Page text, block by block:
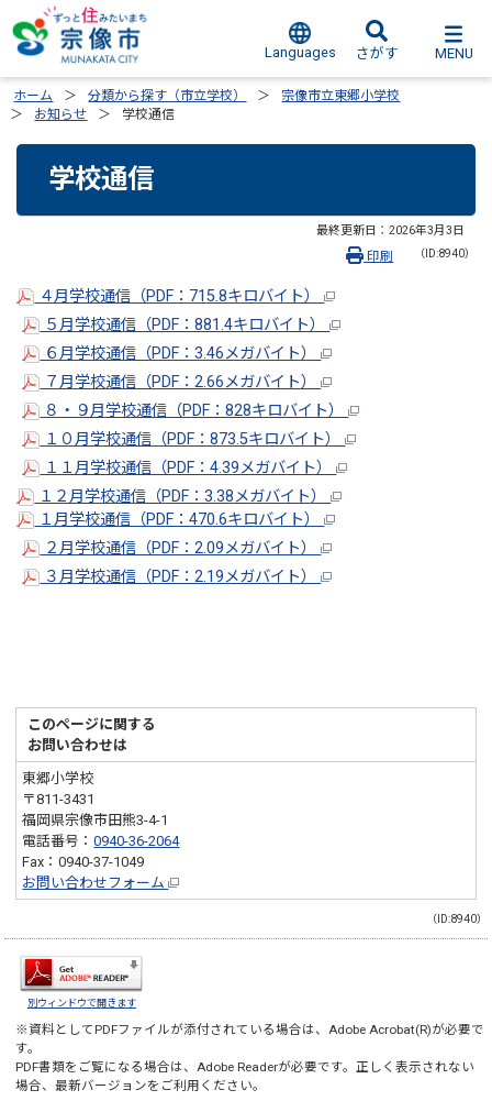
Languages さがす MENU
ホーム 分類から探す（市立学校）
宗像市立東郷小学校
お知らせ
学校通信
学校通信
最終更新日： 2026年3月3日
（ID:8940）
印刷
４月学校通信（PDF：715.8キロバイト）
５月学校通信（PDF：881.4キロバイト）
６月学校通信（PDF：3.46メガバイト）
７月学校通信（PDF：2.66メガバイト）
８・９月学校通信（PDF：828キロバイト）
１０月学校通信（PDF：873.5キロバイト）
１１月学校通信（PDF：4.39メガバイト）
１２月学校通信（PDF：3.38メガバイト）
１月学校通信（PDF：470.6キロバイト）
２月学校通信（PDF：2.09メガバイト）
３月学校通信（PDF：2.19メガバイト）
このページに関する
お問い合わせは
東郷小学校
〒811-3431
福岡県宗像市田熊3-4-1
電話番号：0940-36-2064
Fax：0940-37-1049
お問い合わせフォーム
（ID:8940）
別ウィンドウで開きます
※資料としてPDFファイルが添付されている場合は、 Adobe Acrobat(R)が必要で
す。
PDF書類をご覧になる場合は、 Adobe Readerが必要です。正しく表示されない
場合、最新バージョンをご利用ください。